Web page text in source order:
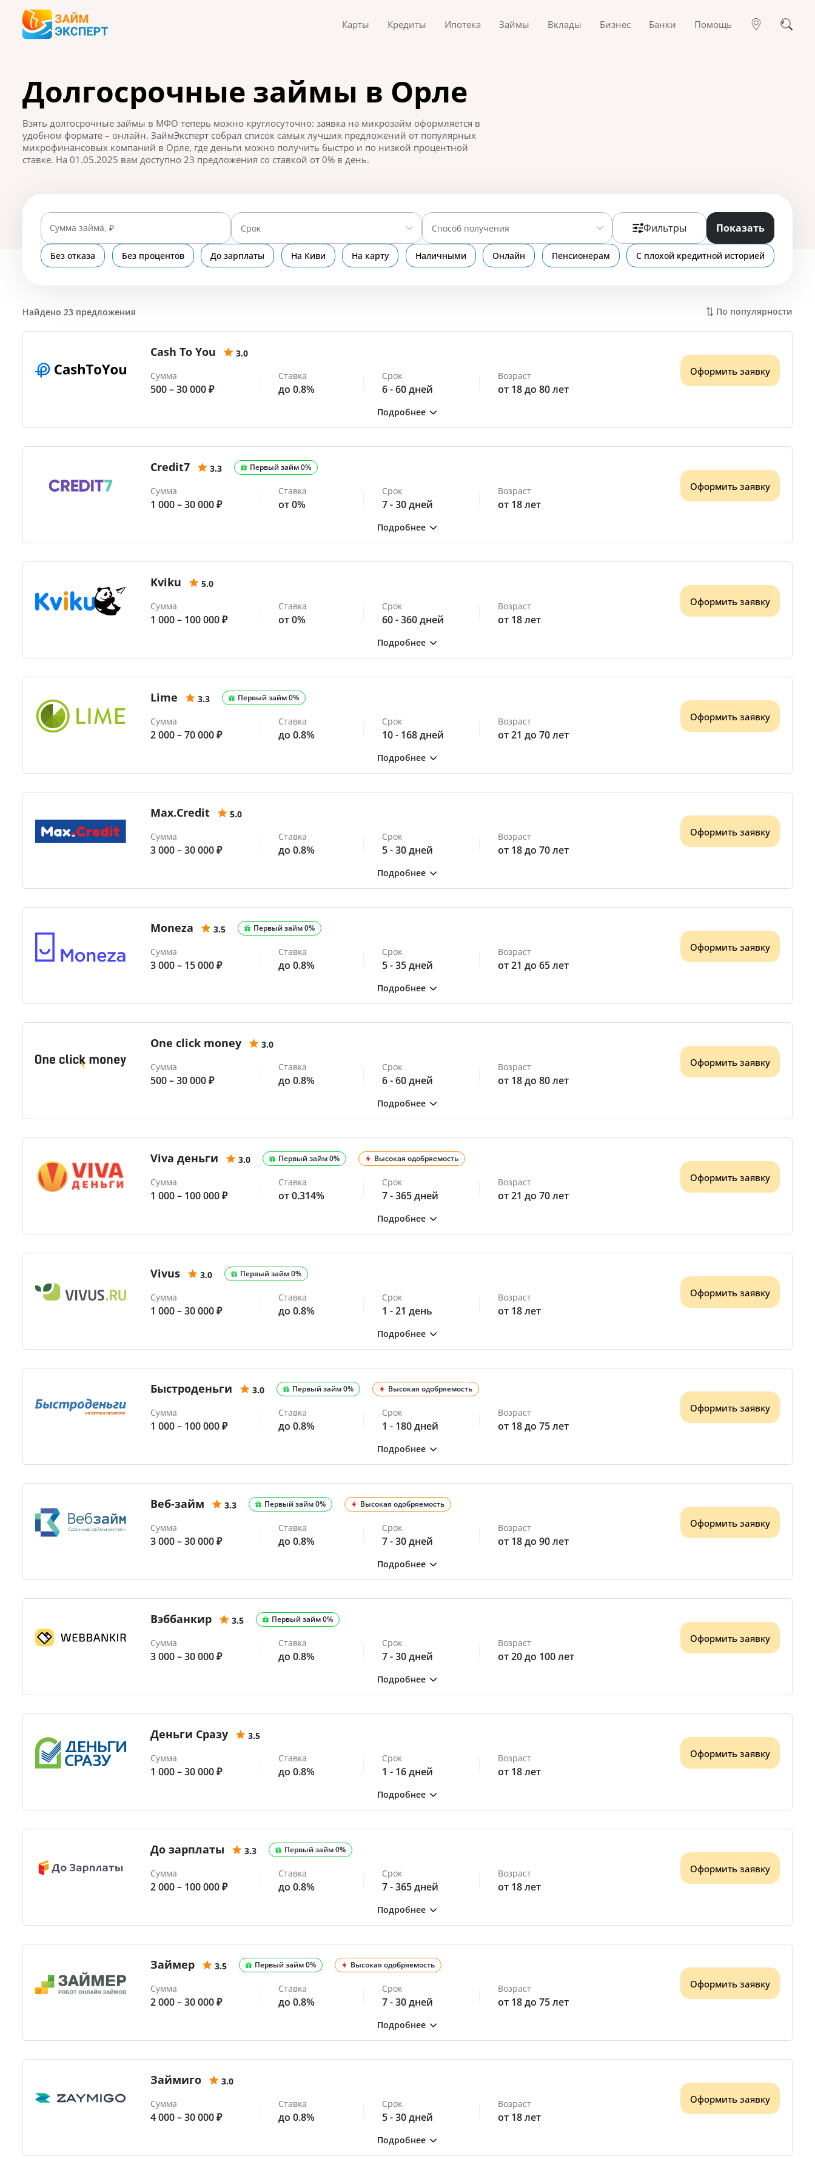
Карты Кредиты Ипотека Займы Вклады Бизнес Банки Помощь
Долгосрочные займы в Орле
Взять долгосрочные займы в МФО теперь можно круглосуточно: заявка на микрозайм оформляется в
удобном формате – онлайн. ЗаймЭксперт собрал список самых лучших предложений от популярных
микрофинансовых компаний в Орле, где деньги можно получить быстро и по низкой процентной
ставке. На 01.05.2025 вам доступно 23 предложения со ставкой от 0% в день.
Сумма займа, ₽ Срок Способ получения Фильтры Показать
Без отказа Без процентов До зарплаты На Киви На карту Наличными Онлайн Пенсионерам С плохой кредитной историей
Найдено 23 предложения По популярности
Cash To You
3.0
Сумма
500 – 30 000 ₽
Ставка
до 0.8%
Срок
6 - 60 дней
Возраст
от 18 до 80 лет
Оформить заявку
Credit7 3.3 Первый займ 0%
Сумма
1 000 – 30 000 ₽
Ставка
от 0%
Срок
7 - 30 дней
Возраст
от 18 лет
Оформить заявку
Kviku
5.0
Сумма
1 000 – 100 000 ₽
Ставка
от 0%
Срок
60 - 360 дней
Возраст
от 18 лет
Оформить заявку
Lime 3.3 Первый займ 0%
Сумма
2 000 – 70 000 ₽
Ставка
до 0.8%
Срок
10 - 168 дней
Возраст
от 21 до 70 лет
Оформить заявку
Max.Credit
5.0
Сумма
3 000 – 30 000 ₽
Ставка
до 0.8%
Срок
5 - 30 дней
Возраст
от 18 до 70 лет
Оформить заявку
Moneza 3.5 Первый займ 0%
Сумма
3 000 – 15 000 ₽
Ставка
до 0.8%
Срок
5 - 35 дней
Возраст
от 21 до 65 лет
Оформить заявку
One click money
3.0
Сумма
500 – 30 000 ₽
Ставка
до 0.8%
Срок
6 - 60 дней
Возраст
от 18 до 80 лет
Оформить заявку
Viva деньги 3.0 Первый займ 0% Высокая одобряемость
Сумма
1 000 – 100 000 ₽
Ставка
от 0.314%
Срок
7 - 365 дней
Возраст
от 21 до 70 лет
Оформить заявку
Vivus 3.0 Первый займ 0%
Сумма
1 000 – 30 000 ₽
Ставка
до 0.8%
Срок
1 - 21 день
Возраст
от 18 лет
Оформить заявку
Быстроденьги 3.0 Первый займ 0% Высокая одобряемость
Сумма
1 000 – 100 000 ₽
Ставка
до 0.8%
Срок
1 - 180 дней
Возраст
от 18 до 75 лет
Оформить заявку
Веб-займ 3.3 Первый займ 0% Высокая одобряемость
Сумма
3 000 – 30 000 ₽
Ставка
до 0.8%
Срок
7 - 30 дней
Возраст
от 18 до 90 лет
Оформить заявку
Вэббанкир 3.5 Первый займ 0%
Сумма
3 000 – 30 000 ₽
Ставка
до 0.8%
Срок
7 - 30 дней
Возраст
от 20 до 100 лет
Оформить заявку
Деньги Сразу
3.5
Сумма
1 000 – 30 000 ₽
Ставка
до 0.8%
Срок
1 - 16 дней
Возраст
от 18 лет
Оформить заявку
До зарплаты 3.3 Первый займ 0%
Сумма
2 000 – 100 000 ₽
Ставка
до 0.8%
Срок
7 - 365 дней
Возраст
от 18 лет
Оформить заявку
Займер 3.5 Первый займ 0% Высокая одобряемость
Сумма
2 000 – 30 000 ₽
Ставка
до 0.8%
Срок
7 - 30 дней
Возраст
от 18 до 75 лет
Оформить заявку
Займиго
3.0
Сумма
4 000 – 30 000 ₽
Ставка
до 0.8%
Срок
5 - 30 дней
Возраст
от 18 лет
Оформить заявку